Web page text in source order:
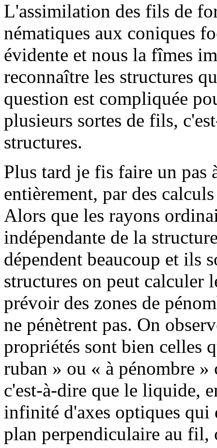
L'assimilation des fils de
nématiques aux coniques
évidente et nous la fîmes
reconnaître les structures
question est compliquée
plusieurs sortes de fils,
structures.
Plus tard je fis faire un pas
entièrement, par des
Alors que les rayons
indépendante de la
dépendent beaucoup et ils
structures on peut calculer
prévoir des zones de
ne pénètrent pas. On
propriétés sont bien celles
ruban » ou « à pénombre
c'est-à-dire que le liquide,
infinité d'axes optiques qui
plan perpendiculaire au fil,